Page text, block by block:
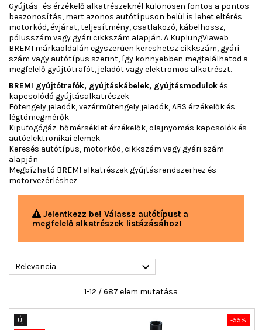
Gyújtás- és érzékelő alkatrészeknél különösen fontos a pontos
beazonosítás, mert azonos autótípuson belül is lehet eltérés
motorkód, évjárat, teljesítmény, csatlakozó, kábelhossz,
pólusszám vagy gyári cikkszám alapján. A KuplungViaweb
BREMI márkaoldalán egyszerűen kereshetsz cikkszám, gyári
szám vagy autótípus szerint, így könnyebben megtalálhatod a
megfelelő gyújtótrafót, jeladót vagy elektromos alkatrészt.
BREMI gyújtótrafók, gyújtáskábelek, gyújtásmodulokés
kapcsolódó gyújtásalkatrészek
Főtengely jeladók, vezérműtengely jeladók, ABS érzékelők és
légtömegmérők
Kipufogógáz-hőmérséklet érzékelők, olajnyomás kapcsolók és
autóelektronikai elemek
Keresés autótípus, motorkód, cikkszám vagy gyári szám
alapján
Megbízható BREMI alkatrészek gyújtásrendszerhez és
motorvezérléshez
Jelentkezz be! Válassz autótípust a
megfelelő alkatrészek listázásához!
Relevancia 
1-12 / 687 elem mutatása
-55%
Új